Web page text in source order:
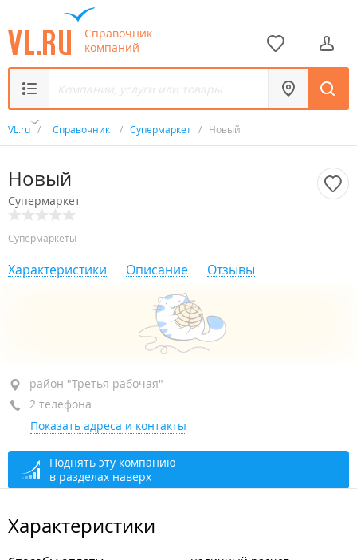
Справочник
компаний
VL.ru / Справочник / Супермаркет / Новый
Новый
Супермаркет
Супермаркеты
Характеристики Описание Отзывы
район "Третья рабочая", ул. Шилкинская, 15 стр. 2
+7 (423) 273-46-26
+7 914 703-46-26
открыто: 09:00–22:00
район "Третья рабочая"
2 телефона
Показать адреса и контакты
Поднять эту компанию
в разделах наверх
Характеристики